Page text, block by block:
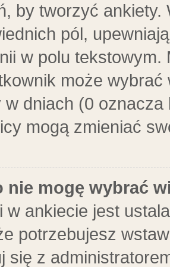
by tworzyć ankiety.
pól,
w polu
może
w dniach (0
mogą zmieniać
nie mogę wybrać
w ankiecie jest
potrzebujesz
się z